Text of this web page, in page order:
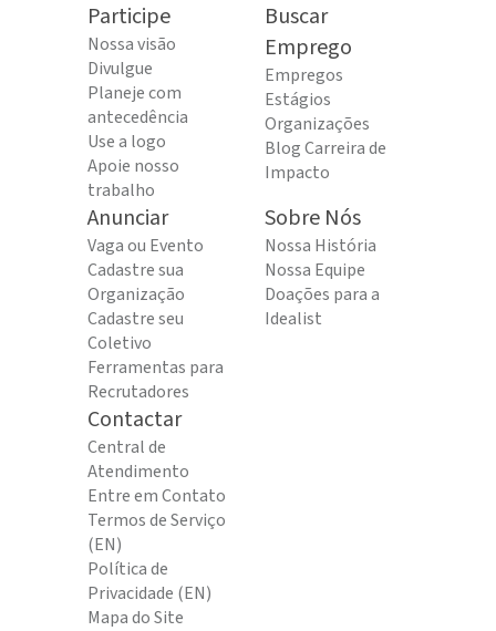
Participe
Nossa visão
Divulgue
Planeje com
antecedência
Use a logo
Apoie nosso
trabalho
Buscar
Emprego
Empregos
Estágios
Organizações
Blog Carreira de
Impacto
Anunciar
Vaga ou Evento
Cadastre sua
Organização
Cadastre seu
Coletivo
Ferramentas para
Recrutadores
Sobre Nós
Nossa História
Nossa Equipe
Doações para a
Idealist
Contactar
Central de
Atendimento
Entre em Contato
Termos de Serviço
(EN)
Política de
Privacidade (EN)
Mapa do Site